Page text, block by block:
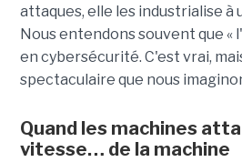
attaques, elle les industrialise à
Nous entendons souvent que «
en cybersécurité. C'est vrai,
spectaculaire que nous
Quand les machines
vitesse… de la machine